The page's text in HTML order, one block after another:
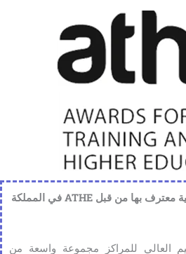
معهد Avrio هو هيئة مؤسسية معترف بها من قبل ATHE في المملكة
العالي للمراكز مجموعة واسعة من